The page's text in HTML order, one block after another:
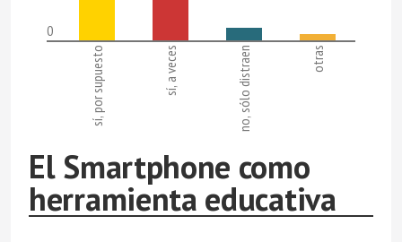
0
sí, por supuesto sí, a veces no, sólo distraen otras
El Smartphone como
herramienta educativa